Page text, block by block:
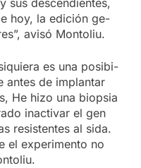
sus des­cen­dien­tes,
hoy, la edi­ción ge­
avi­só Mon­to­liu.
es una po­si­bi­
an­tes de im­plan­tar
He hizo una biop­sia
inac­ti­var el gen
re­sis­ten­tes al sida.
el ex­pe­ri­men­to no